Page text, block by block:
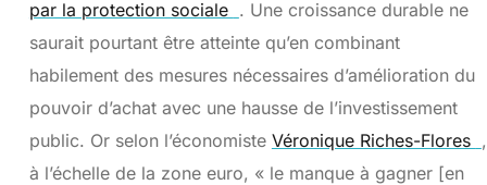
par la protection sociale . Une croissance durable ne
saurait pourtant être atteinte qu’en combinant
habilement des mesures nécessaires d’amélioration du
pouvoir d’achat avec une hausse de l’investissement
public. Or selon l’économiste Véronique Riches-Flores ,
à l’échelle de la zone euro, « le manque à gagner [en